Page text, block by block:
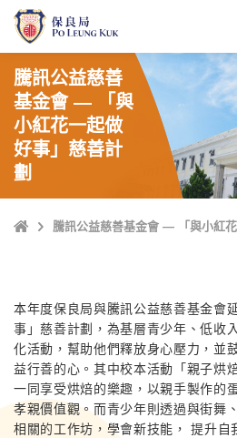
騰訊公益慈善
基金會 — 「與
小紅花一起做
好事」慈善計
劃
主
騰訊公益慈善基金會 — 「與小紅
本年度保良局與騰訊公益慈善基金會
事」慈善計劃，為基層青少年、低收
化活動，幫助他們釋放身心壓力，並
益行善的心。其中校本活動「親子烘
一同享受烘焙的樂趣，以親手製作的
孝親價值觀。而青少年則透過與街舞
相關的工作坊，學會新技能， 提升自